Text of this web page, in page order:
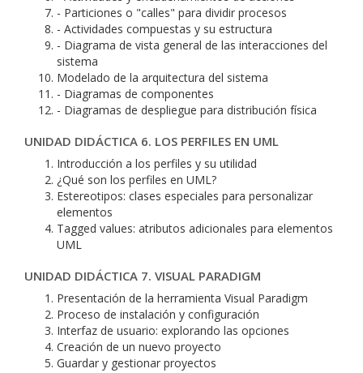
- Particiones o "calles" para dividir procesos
- Actividades compuestas y su estructura
- Diagrama de vista general de las interacciones del
sistema
Modelado de la arquitectura del sistema
- Diagramas de componentes
- Diagramas de despliegue para distribución física
UNIDAD DIDÁCTICA 6. LOS PERFILES EN UML
Introducción a los perfiles y su utilidad
¿Qué son los perfiles en UML?
Estereotipos: clases especiales para personalizar
elementos
Tagged values: atributos adicionales para elementos
UML
UNIDAD DIDÁCTICA 7. VISUAL PARADIGM
Presentación de la herramienta Visual Paradigm
Proceso de instalación y configuración
Interfaz de usuario: explorando las opciones
Creación de un nuevo proyecto
Guardar y gestionar proyectos